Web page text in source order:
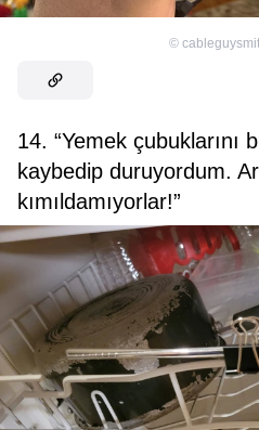
©
14. “Yemek çubuklarını
kaybedip duruyordum.
kımıldamıyorlar!”